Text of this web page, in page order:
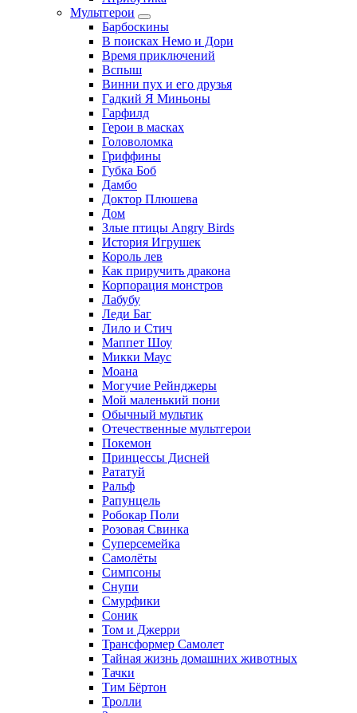
Мультгерои
Барбоскины
В поисках Немо и Дори
Время приключений
Вспыш
Винни пух и его друзья
Гадкий Я Миньоны
Гарфилд
Герои в масках
Головоломка
Гриффины
Губка Боб
Дамбо
Доктор Плюшева
Дом
Злые птицы Angry Birds
История Игрушек
Король лев
Как приручить дракона
Корпорация монстров
Лабубу
Леди Баг
Лило и Стич
Маппет Шоу
Микки Маус
Моана
Могучие Рейнджеры
Мой маленький пони
Обычный мультик
Отечественные мультгерои
Покемон
Принцессы Дисней
Рататуй
Ральф
Рапунцель
Робокар Поли
Розовая Свинка
Суперсемейка
Самолёты
Симпсоны
Снупи
Смурфики
Соник
Том и Джерри
Трансформер Самолет
Тайная жизнь домашних животных
Тачки
Тим Бёртон
Тролли